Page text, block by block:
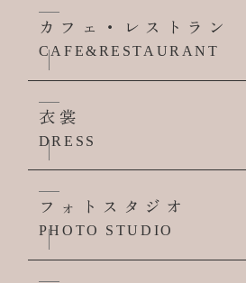
カフェ・レストラン
CAFE&RESTAURANT
衣裳
DRESS
フォトスタジオ
PHOTO STUDIO